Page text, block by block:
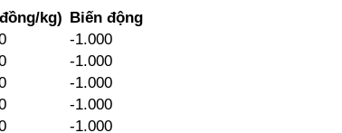
kg) Biến động
-1.000
-1.000
-1.000
-1.000
-1.000